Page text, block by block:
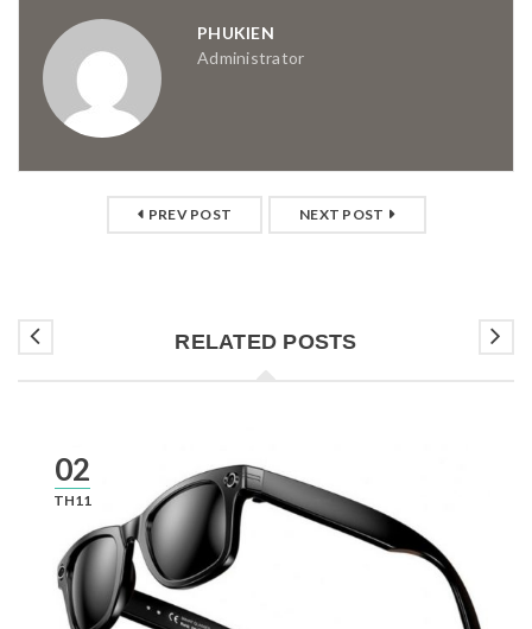
PHUKIEN
Administrator
PREV POST NEXT POST
RELATED POSTS
02
TH11